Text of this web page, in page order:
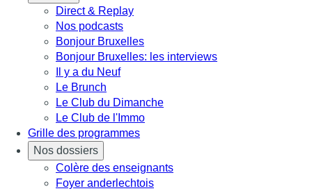
Direct & Replay
Nos podcasts
Bonjour Bruxelles
Bonjour Bruxelles: les interviews
Il y a du Neuf
Le Brunch
Le Club du Dimanche
Le Club de l'Immo
Grille des programmes
Nos dossiers
Colère des enseignants
Foyer anderlechtois